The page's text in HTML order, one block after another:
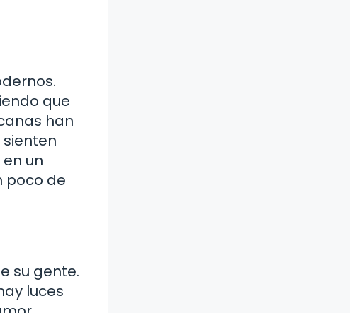
que
han
un
poco de
su gente.
luces